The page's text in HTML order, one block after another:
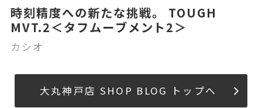
時刻精度への新たな挑戦。 TOUGH
MVT.2＜タフムーブメント2＞
カシオ
大丸神戸店 SHOP BLOG トップへ